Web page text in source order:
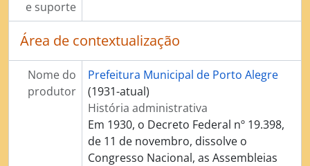
e suporte
Área de contextualização
Nome do
produtor
Prefeitura Municipal de Porto Alegre
(1931-atual)
História administrativa
Em 1930, o Decreto Federal nº 19.398,
de 11 de novembro, dissolve o
Congresso Nacional, as Assembleias